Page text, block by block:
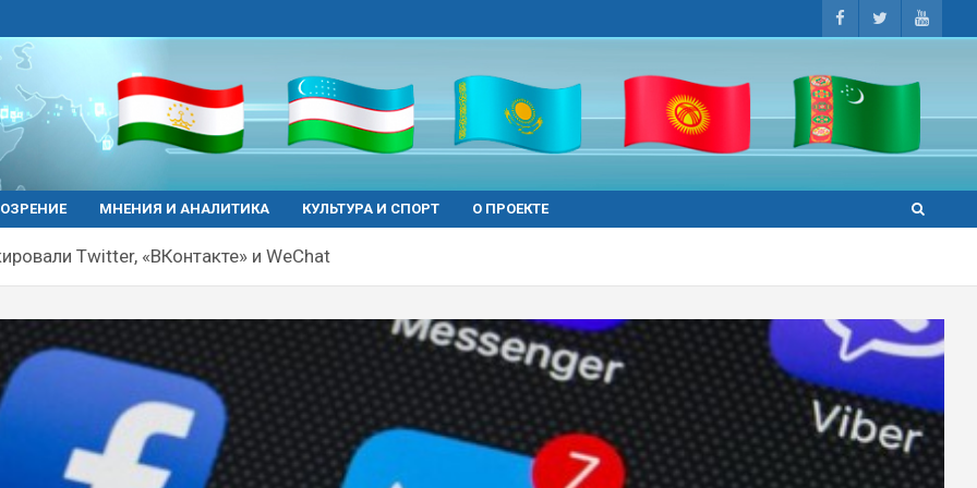
МНЕНИЯ И АНАЛИТИКА КУЛЬТУРА И СПОРТ О ПРОЕКТЕ
Twitter, «ВКонтакте» и WeChat